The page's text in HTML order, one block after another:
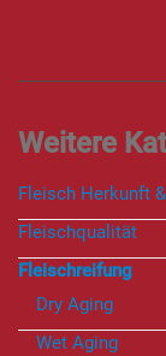
Fleisch Herkunft
Fleischqualität
Fleischreifung
Dry Aging
Wet Aging